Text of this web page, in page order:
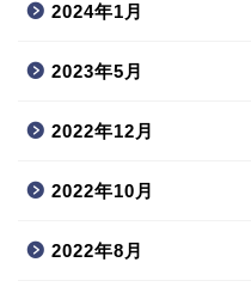
2024年1月
2023年5月
2022年12月
2022年10月
2022年8月